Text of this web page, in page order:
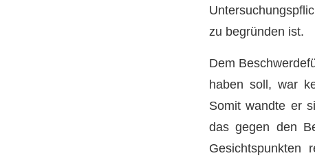
zu begründen ist.
Dem
haben soll, war
Somit wandte er
das gegen den
Gesichtspunkten